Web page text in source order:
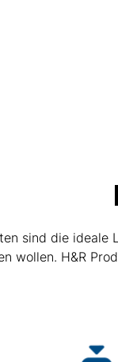
sind die
wollen. H&R